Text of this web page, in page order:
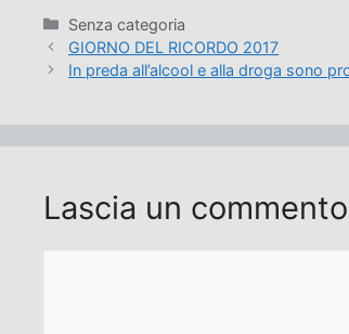
Categorie
Senza categoria
GIORNO DEL RICORDO 2017
In preda all’alcool e alla droga sono
Lascia un commento